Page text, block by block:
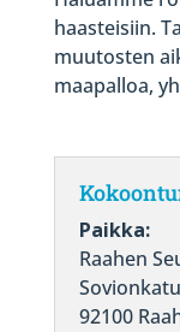
haasteisiin.
muutosten
maapalloa,
Paikka:
Raahen
92100